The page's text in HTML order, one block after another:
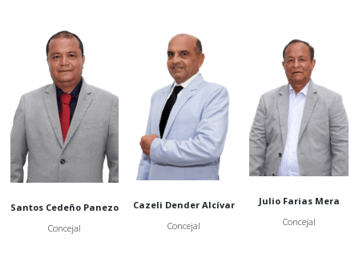
Santos Cedeño Panezo
Concejal
Cazeli Dender Alcívar
Concejal
Julio Farias Mera
Concejal